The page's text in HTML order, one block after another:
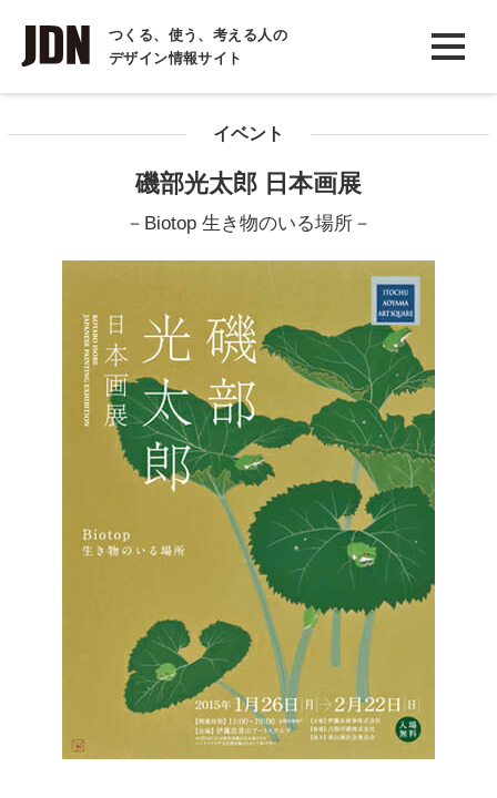
つくる、使う、考える人の
デザイン情報サイト
INTERVIEW
インタビュー
COLUMN
イベント
磯部光太郎 日本画展
－Biotop 生き物のいる場所－